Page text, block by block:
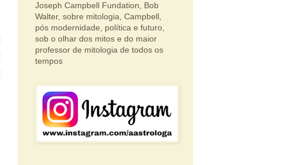
Joseph Campbell Fundation, Bob
Walter, sobre mitologia, Campbell,
pós modernidade, política e futuro,
sob o olhar dos mitos e do maior
professor de mitologia de todos os
tempos